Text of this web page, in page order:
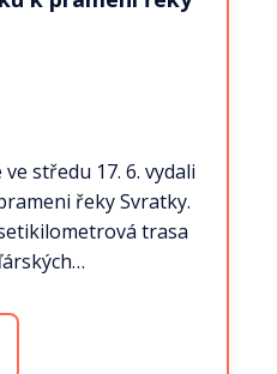
středu 17. 6. vydali
řeky Svratky.
trasa